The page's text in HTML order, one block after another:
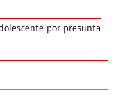
por presunta